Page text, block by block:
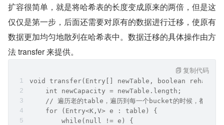
扩容很简单，就是将哈希表的长度变成原来的两倍，但是这
仅仅是第一步，后面还需要对原有的数据进行迁移，使原有
数据更加均匀地散列在哈希表中。数据迁移的具体操作由方
法 transfer 来提供。
void transfer(Entry[] newTable, boolean rehash)
    int newCapacity = newTable.length;
// 遍历老的table，遍历到每一个bucket的时候，都会将
    for (Entry<K,V> e : table) {
        while(null != e) {
复制代码